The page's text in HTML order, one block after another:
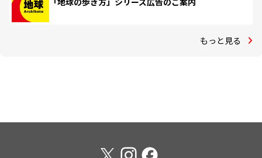
もっと見る